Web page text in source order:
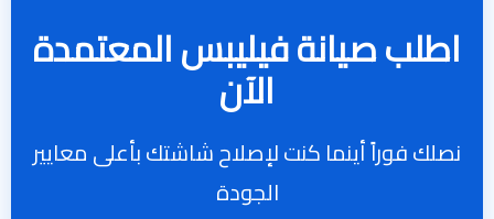
اطلب صيانة فيليبس المعتمدة
الآن
نصلك فوراً أينما كنت لإصلاح شاشتك بأعلى معايير
الجودة